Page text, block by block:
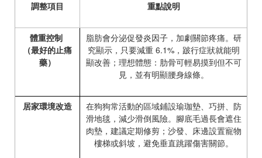
調整項目 重點說明
體重控制
（最好的止痛
藥）
脂肪會分泌促發炎因子，加劇關節疼痛。研
究顯示，只要減重6.1%，跛行症狀就能明
顯改善；理想體態：肋骨可輕易摸到但不可
見，並有明顯腰身線條。
居家環境改造
在狗狗常活動的區域鋪設瑜珈墊、巧拼、防
滑地毯，減少滑倒風險。腳底毛過長會遮住
肉墊，建議定期修剪；沙發、床邊設置寵物
樓梯或斜坡，避免垂直跳躍傷害關節。